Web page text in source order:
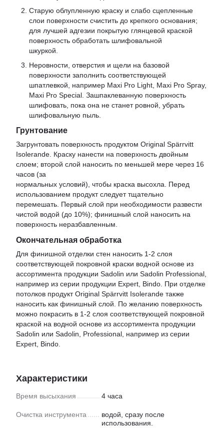
Старую облупленную краску и слабо сцепленные
слои поверхности счистить до крепкого основания;
для лучшей адгезии покрытую глянцевой краской
поверхность обработать шлифовальной
шкуркой.
Неровности, отверстия и щели на базовой
поверхности заполнить соответствующей
шпатлевкой, например Maxi Pro Light, Maxi Pro Spray,
Maxi Pro Special. Зашпаклеванную поверхность
шлифовать, пока она не станет ровной, убрать
шлифовальную пыль.
Грунтование
Загрунтовать поверхность продуктом Original Spärrvitt
Isolerande. Краску нанести на поверхность двойным
слоем; второй слой наносить по меньшей мере через 16
часов (за
нормальных условий), чтобы краска высохла. Перед
использованием продукт следует тщательно
перемешать. Первый слой при необходимости развести
чистой водой (до 10%); финишный слой наносить на
поверхность неразбавленным.
Окончательная обработка
Для финишной отделки стен наносить 1-2 слоя
соответствующей покровной краски водной основе из
ассортимента продукции Sadolin или Sadolin Professional,
например из серии продукции Expert, Bindo. При отделке
потолков продукт Original Spärrvitt Isolerande также
наносить как финишный слой. По желанию поверхность
можно покрасить в 1-2 слоя соответствующей покровной
краской на водной основе из ассортимента продукции
Sadolin или Sadolin, Professional, например из серии
Expert, Bindo.
Характеристики
Время высыхания 4 часа
Очистка инструмента
водой, сразу после
использования.